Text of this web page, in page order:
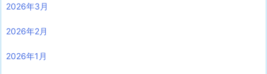
2026年3月
2026年2月
2026年1月